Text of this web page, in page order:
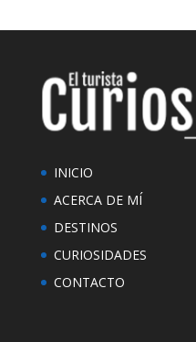
INICIO
ACERCA DE MÍ
DESTINOS
CURIOSIDADES
CONTACTO